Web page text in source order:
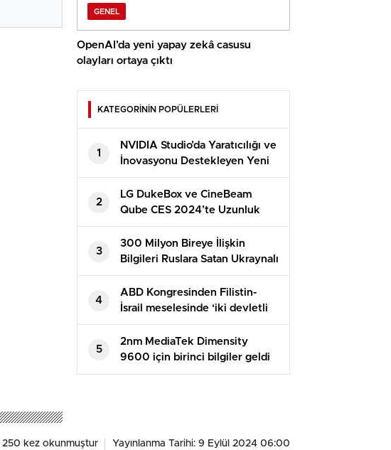
GENEL
OpenAI’da yeni yapay zekâ casusu
olayları ortaya çıktı
KATEGORİNİN POPÜLERLERİ
1
NVIDIA Studio’da Yaratıcılığı ve
İnovasyonu Destekleyen Yeni
Uygulamalar
2
LG DukeBox ve CineBeam
Qube CES 2024’te Uzunluk
Gösterecek
3
300 Milyon Bireye İlişkin
Bilgileri Ruslara Satan Ukraynalı
Hacker Tutuklandı
4
ABD Kongresinden Filistin-
İsrail meselesinde ‘iki devletli
çözüme’ destek
5
2nm MediaTek Dimensity
9600 için birinci bilgiler geldi
250 kez okunmuştur Yayınlanma Tarihi: 9 Eylül 2024 06:00